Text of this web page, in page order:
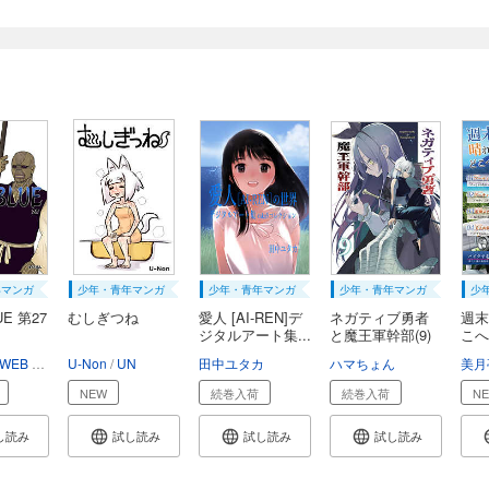
ンガ
第27
WEB MANGA ZUIZAN
読み
少年・青年マンガ
むしぎつね
U-Non UN
NEW
試し読み
少年・青年マンガ
愛人 [AI-REN]デ
ジタルアート集...
田中ユタカ
続巻入荷
試し読み
少年・青年マンガ
ネガティブ勇者
と魔王軍幹部(9)
ハマちょん
続巻入荷
試し読み
少
週
こ
美